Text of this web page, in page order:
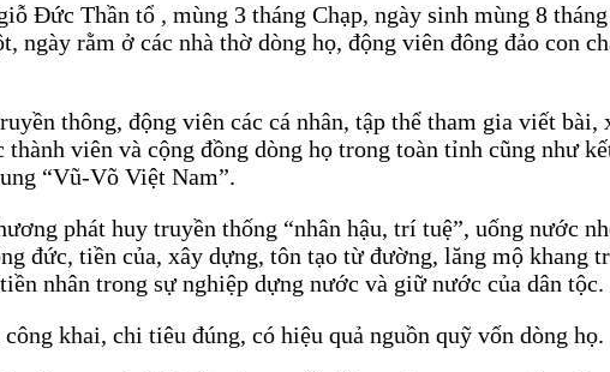
Đức Thần tổ , mùng 3 tháng Chạp, ngày sinh mùng 8
ngày rằm ở các nhà thờ dòng họ, động viên đông đảo con
thông, động viên các cá nhân, tập thể tham gia viết
thành viên và cộng đồng dòng họ trong toàn tỉnh cũng như
“Vũ-Võ Việt Nam”.
phát huy truyền thống “nhân hậu, trí tuệ”, uống nước
đức, tiền của, xây dựng, tôn tạo từ đường, lăng mộ khang
nhân trong sự nghiệp dựng nước và giữ nước của dân tộc.
khai, chi tiêu đúng, có hiệu quả nguồn quỹ vốn dòng họ.